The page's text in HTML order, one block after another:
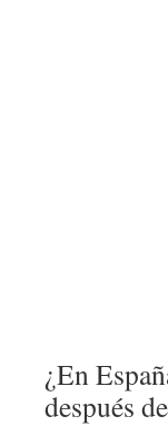
¿En
después